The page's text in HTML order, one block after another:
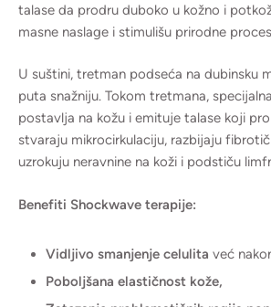
talase da prodru duboko u kožno i
masne naslage i stimulišu prirodne
U suštini, tretman podseća na dubinsku
puta snažniju. Tokom tretmana,
postavlja na kožu i emituje talase koji
stvaraju mikrocirkulaciju, razbijaju
uzrokuju neravnine na koži i podstiču
Benefiti Shockwave terapije:
Vidljivo smanjenje celulita već
Poboljšana elastičnost kože,